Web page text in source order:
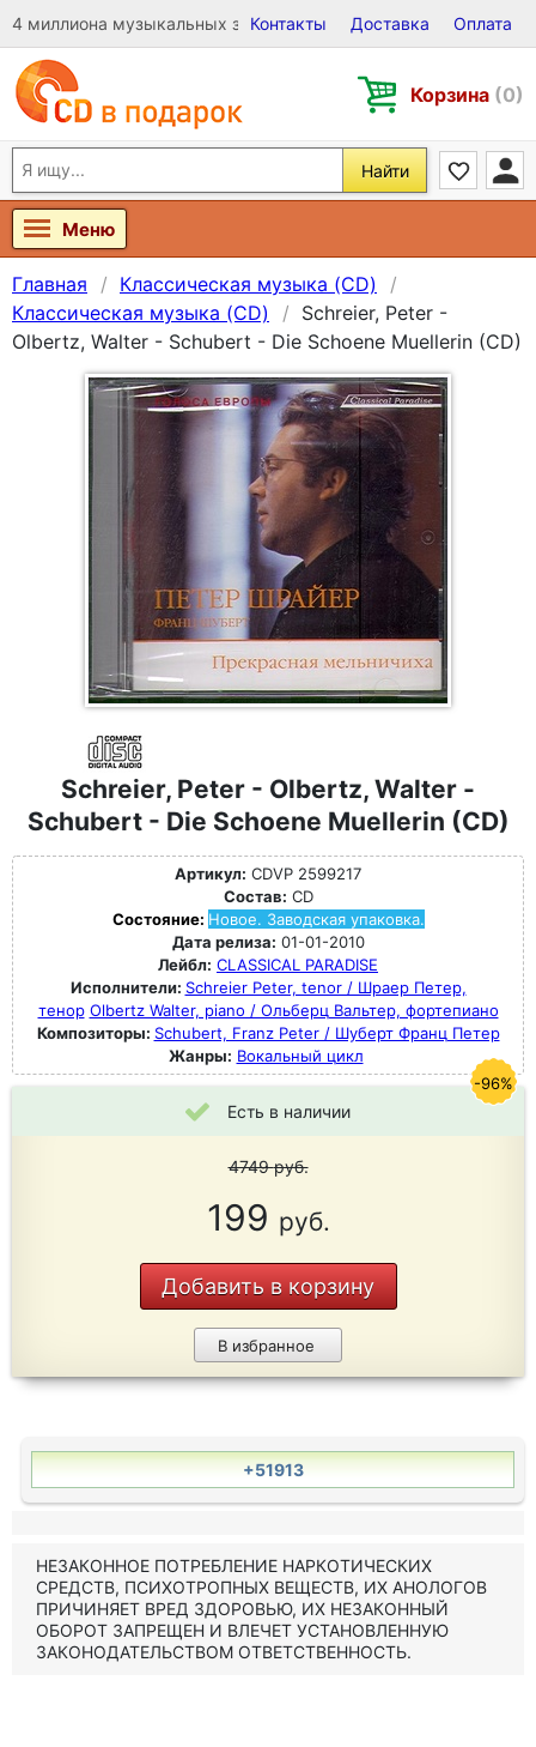
4 миллиона музыкальных записей на Виниле, CD и DVD
Контакты Доставка Оплата
Корзина (0)
Найти
Меню
Главная
Классическая музыка (CD)
Классическая музыка (CD)
Schreier, Peter -
Olbertz, Walter - Schubert - Die Schoene Muellerin (CD)
Schreier, Peter - Olbertz, Walter -
Schubert - Die Schoene Muellerin (CD)
Артикул: CDVP 2599217
Состав: CD
Состояние: Новое. Заводская упаковка.
Дата релиза: 01-01-2010
Лейбл: CLASSICAL PARADISE
Исполнители: Schreier Peter, tenor / Шраер Петер,
тенор Olbertz Walter, piano / Ольберц Вальтер, фортепиано
Композиторы: Schubert, Franz Peter / Шуберт Франц Петер
Жанры: Вокальный цикл
Есть в наличии
4749руб.
199 руб.
Добавить в корзину
В избранное
-96%
+51913
НЕЗАКОННОЕ ПОТРЕБЛЕНИЕ НАРКОТИЧЕСКИХ
СРЕДСТВ, ПСИХОТРОПНЫХ ВЕЩЕСТВ, ИХ АНОЛОГОВ
ПРИЧИНЯЕТ ВРЕД ЗДОРОВЬЮ, ИХ НЕЗАКОННЫЙ
ОБОРОТ ЗАПРЕЩЕН И ВЛЕЧЕТ УСТАНОВЛЕННУЮ
ЗАКОНОДАТЕЛЬСТВОМ ОТВЕТСТВЕННОСТЬ.